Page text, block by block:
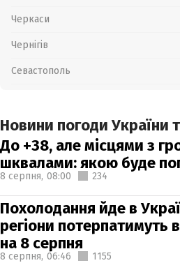
Черкаси
Чернігів
Севастополь
Новини погоди України
До +38, але місцями з
шквалами: якою буде
8 серпня, 08:00 234
Похолодання йде в
регіони потерпатимуть
на 8 серпня
8 серпня, 06:46 1155